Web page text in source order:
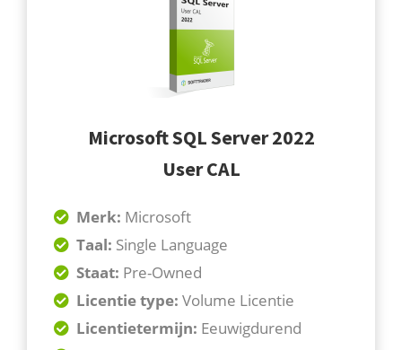
Microsoft SQL Server 2022
User CAL
Merk: Microsoft
Taal: Single Language
Staat: Pre-Owned
Licentie type: Volume Licentie
Licentietermijn: Eeuwigdurend